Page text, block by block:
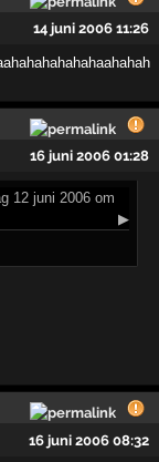
14 juni 2006 11:26
16 juni 2006 01:28
12 juni 2006 om
▶
16 juni 2006 08:32